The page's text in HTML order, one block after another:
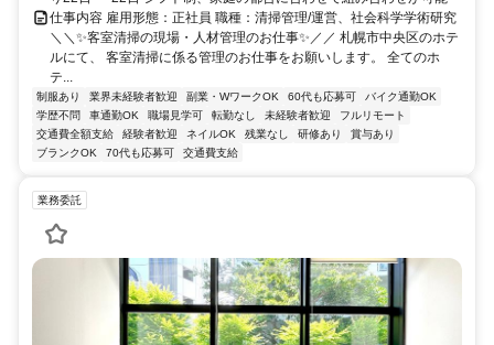
仕事内容 雇用形態：正社員 職種：清掃管理/運営、社会科学学術研究
＼＼✨客室清掃の現場・人材管理のお仕事✨／／ 札幌市中央区のホテ
ルにて、 客室清掃に係る管理のお仕事をお願いします。 全てのホ
テ...
制服あり 業界未経験者歓迎 副業・WワークOK 60代も応募可
バイク通勤OK
学歴不問
車通勤OK 職場見学可 転勤なし 未経験者歓迎
フルリモート
交通費全額支給
経験者歓迎 ネイルOK 残業なし 研修あり
賞与あり
ブランクOK
70代も応募可 交通費支給
業務委託